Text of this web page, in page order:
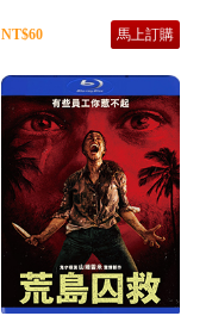
NT$60 馬上訂購